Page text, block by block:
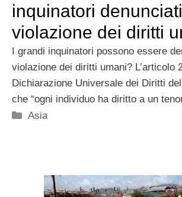
inquinatori
violazione dei diritti
I grandi inquinatori possono essere
violazione dei diritti umani? L’articolo
Dichiarazione Universale dei Diritti
che “ogni individuo ha diritto a un
Categorie
Asia